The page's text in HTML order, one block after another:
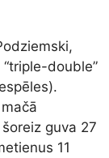
double”
šoreiz guva 27
11